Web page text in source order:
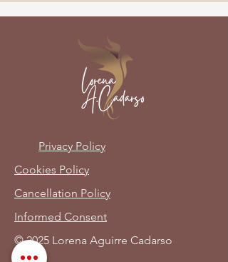
Privacy Policy
Cookies Policy
Cancellation Policy
Informed Consent
© 2025 Lorena Aguirre Cadarso